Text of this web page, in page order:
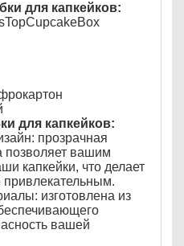
для капкейков:
для капкейков:
прозрачная
позволяет вашим
капкейки, что делает
изготовлена из
вашей